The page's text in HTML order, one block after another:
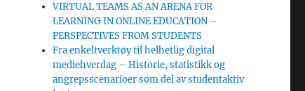
VIRTUAL TEAMS AS AN ARENA FOR
LEARNING IN ONLINE EDUCATION –
PERSPECTIVES FROM STUDENTS
Fra enkeltverktøy til helhetlig digital
mediehverdag – Historie, statistikk og
angrepsscenarioer som del av studentaktiv